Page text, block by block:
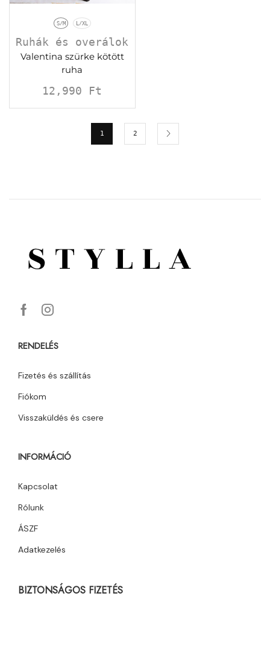
S/M L/XL
Ruhák és overálok
Valentina szürke kötött
ruha
12,990 Ft
1 2
RENDELÉS
Fizetés és szállítás
Fiókom
Visszaküldés és csere
INFORMÁCIÓ
Kapcsolat
Rólunk
ÁSZF
Adatkezelés
BIZTONSÁGOS FIZETÉS